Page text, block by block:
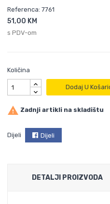
Referenca: 7761
51,00 KM
s PDV-om
Količina
Dodaj U
 Zadnji artikli na skladištu
Dijeli Dijeli
DETALJI PROIZVODA